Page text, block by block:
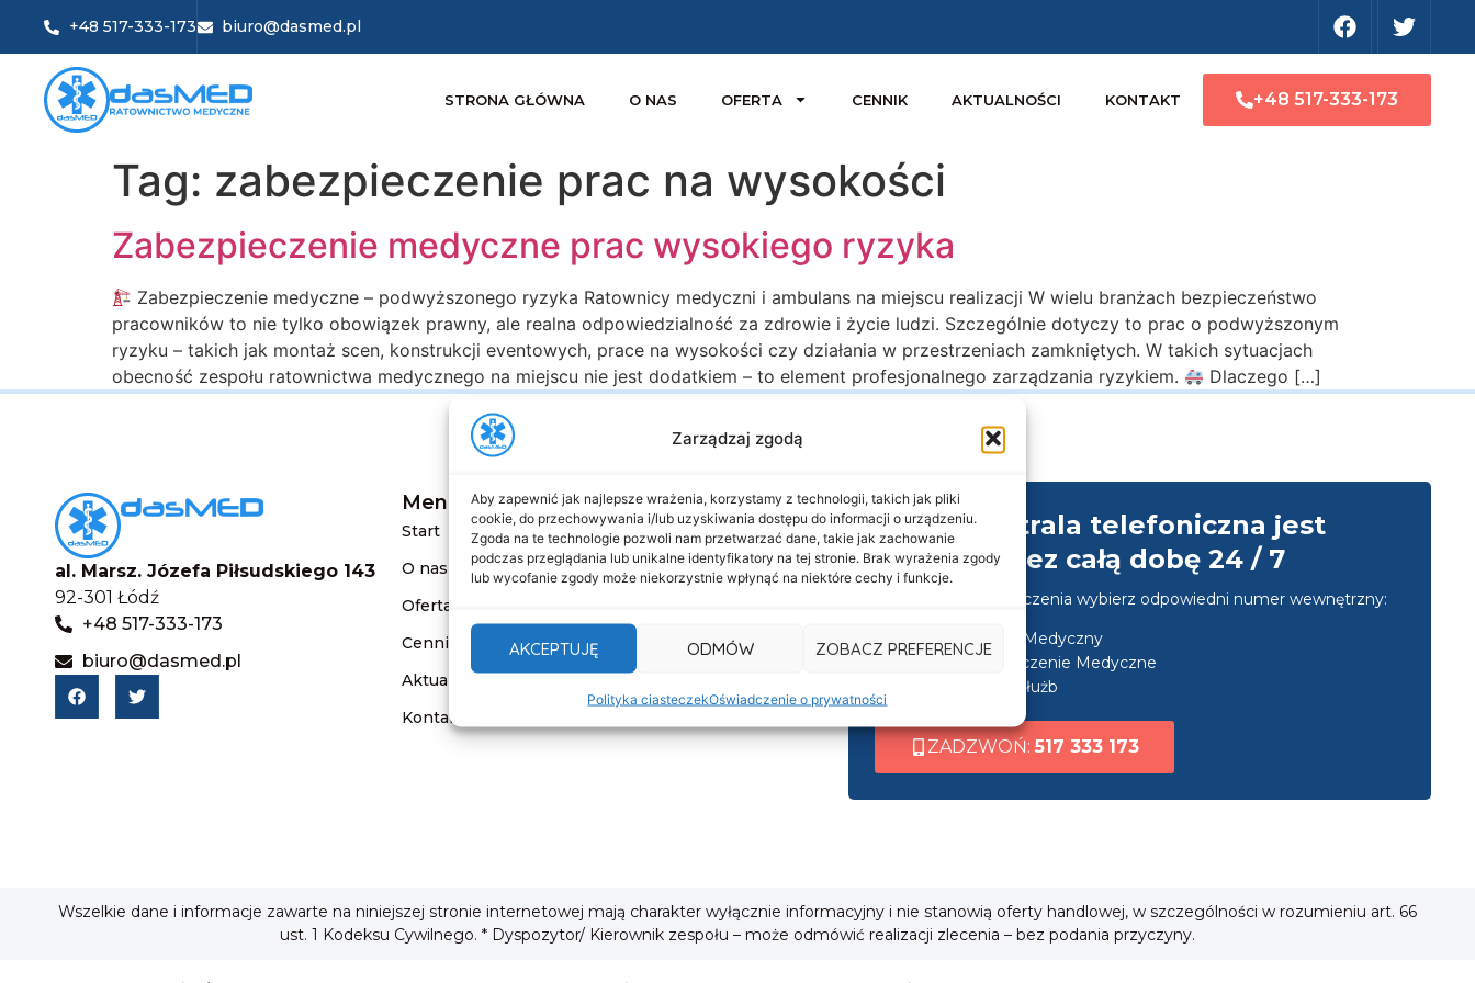
Zarządzaj zgodą
Aby zapewnić jak najlepsze wrażenia, korzystamy z technologii, takich jak pliki
cookie, do przechowywania i/lub uzyskiwania dostępu do informacji o urządzeniu.
Zgoda na te technologie pozwoli nam przetwarzać dane, takie jak zachowanie
podczas przeglądania lub unikalne identyfikatory na tej stronie. Brak wyrażenia zgody
lub wycofanie zgody może niekorzystnie wpłynąć na niektóre cechy i funkcje.
AKCEPTUJĘ ODMÓW ZOBACZ PREFERENCJE
Polityka ciasteczekOświadczenie o prywatności
+48 517-333-173 biuro@dasmed.pl
STRONA GŁÓWNA O NAS OFERTA CENNIK AKTUALNOŚCI KONTAKT +48 517-333-173
Tag: zabezpieczenie prac na wysokości
Zabezpieczenie medyczne prac wysokiego ryzyka
Zabezpieczenie medyczne – podwyższonego ryzyka Ratownicy medyczni i ambulans na miejscu realizacji W wielu branżach bezpieczeństwo
pracowników to nie tylko obowiązek prawny, ale realna odpowiedzialność za zdrowie i życie ludzi. Szczególnie dotyczy to prac o podwyższonym
ryzyku – takich jak montaż scen, konstrukcji eventowych, prace na wysokości czy działania w przestrzeniach zamkniętych. W takich sytuacjach
obecność zespołu ratownictwa medycznego na miejscu nie jest dodatkiem – to element profesjonalnego zarządzania ryzykiem.
Dlaczego […]
al. Marsz. Józefa Piłsudskiego 143
92-301 Łódź
+48 517-333-173
biuro@dasmed.pl
Menu
Start
O nas
Oferta
Cennik
Aktualności
Kontakt
Informacje
Deklaracja dostępności
Klauzula informacyjna
Nasza centrala telefoniczna jest
czynna przez całą dobę 24 / 7
Po nawiązaniu połączenia wybierz odpowiedni numer wewnętrzny:
wew. 1 ➜ Transport Medyczny
wew. 2 ➜ Zabezpieczenie Medyczne
wew. 3 ➜ Obsługa służb
ZADZWOŃ:517 333 173
Wszelkie dane i informacje zawarte na niniejszej stronie internetowej mają charakter wyłącznie informacyjny i nie stanowią oferty handlowej, w szczególności w rozumieniu art. 66
ust. 1 Kodeksu Cywilnego. * Dyspozytor/ Kierownik zespołu – może odmówić realizacji zlecenia – bez podania przyczyny.